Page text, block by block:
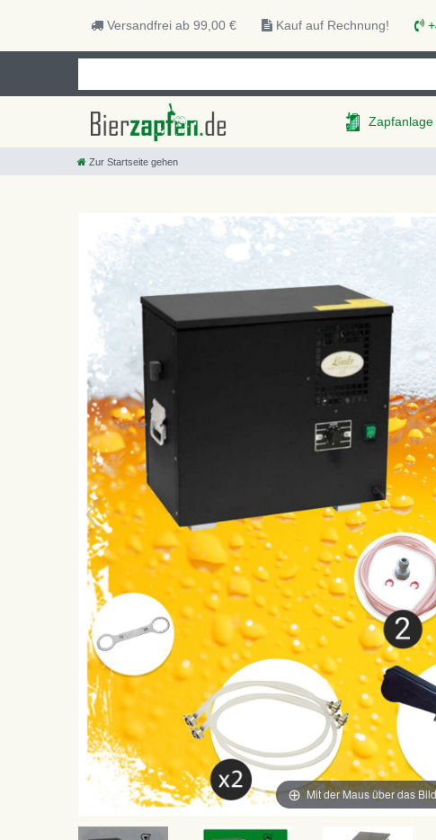
Versandfrei ab 99,00 € Kauf auf Rechnung!
Zapfanlage
Zur Startseite gehen
Mit der Maus über das